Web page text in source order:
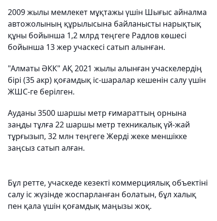
2009 жылы мемлекет мұқтажы үшін Шығыс айналма
автожолының құрылысына байланысты нарықтық
құны бойынша 1,2 млрд теңгеге Радлов көшесі
бойынша 13 жер учаскесі сатып алынған.
"Алматы ӘКК" АҚ 2021 жылы алынған учаскелердің
бірі (35 акр) қоғамдық іс-шаралар кешенін салу үшін
ЖШС-ге берілген.
​Ауданы 3500 шаршы метр ғимараттың орнына
заңды тұлға 22 шаршы метр техникалық үй-жай
тұрғызып, 32 млн теңгеге Жерді жеке меншікке
заңсыз сатып алған.
​Бұл ретте, учаскеде кезекті коммерциялық объектіні
салу іс жүзінде жоспарланған болатын, бұл халық
пен қала үшін қоғамдық маңызы жоқ.